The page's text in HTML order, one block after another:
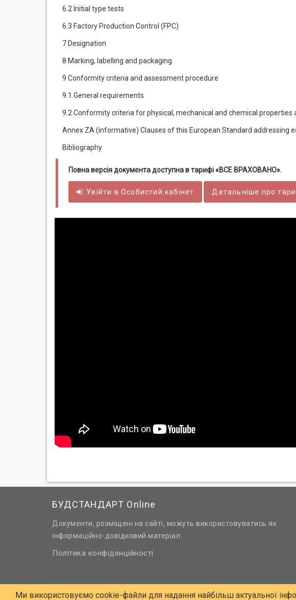
6.2 Initial type tests
6.3 Factory Production Control (FPC)
7 Designation
8 Marking, labelling and packaging
9 Conformity criteria and assessment procedure
9.1 General requirements
9.2 Conformity criteria for physical, mechanical and chemical properties
Annex ZA (informative) Clauses of this European Standard addressing
Bibliography
Повна версія документа доступна в тарифі «ВСЕ ВРАХОВАНО».
Увійти вОсобистий кабінет Детальніше про
БУДСТАНДАРТ Online
Документи, розміщені на сайті, можуть використовуватись як
інформаційно-довідковий матеріал.
Політика конфіденційності
© 2006 - 2026 Всі права захищені
Ми використовуємо cookie-файли для надання найбільш актуальної